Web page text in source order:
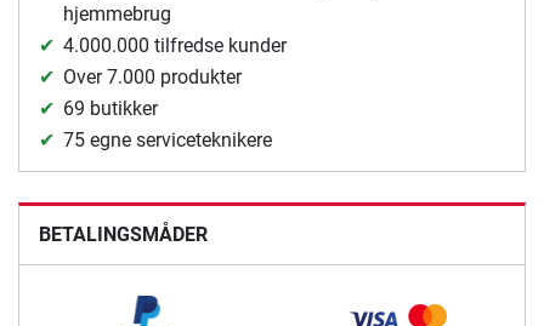
hjemmebrug
4.000.000 tilfredse kunder
Over 7.000 produkter
69 butikker
75 egne serviceteknikere
BETALINGSMÅDER